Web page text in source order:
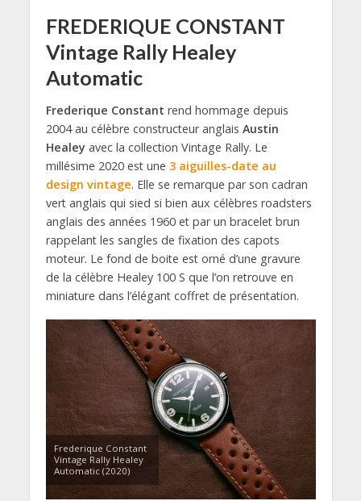
FREDERIQUE CONSTANT
Vintage Rally Healey
Automatic
Frederique Constant rend hommage depuis
2004 au célèbre constructeur anglais Austin
Healeyavec la collection Vintage Rally. Le
millésime 2020 est une 3 aiguilles-date au
design vintage. Elle se remarque par son cadran
vert anglais qui sied si bien aux célèbres roadsters
anglais des années 1960 et par un bracelet brun
rappelant les sangles de fixation des capots
moteur. Le fond de boite est orné d’une gravure
de la célèbre Healey 100 S que l’on retrouve en
miniature dans l’élégant coffret de présentation.
Frederique Constant
Vintage Rally Healey
Automatic (2020)